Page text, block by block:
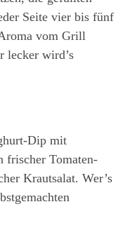
Seite vier bis fünf
vom Grill
lecker wird’s
Dip mit
frischer Tomaten-
Krautsalat. Wer’s